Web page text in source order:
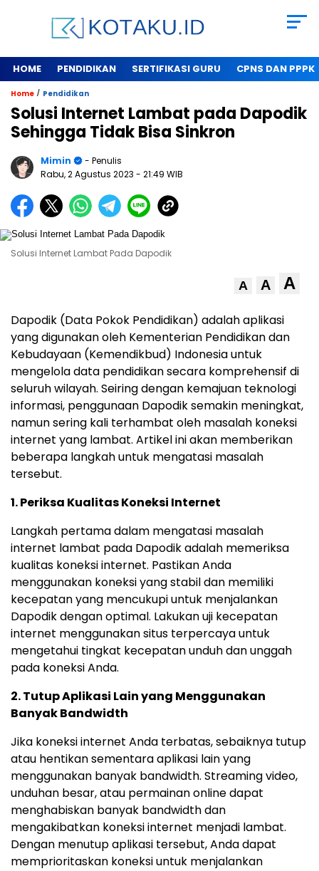
HOME PENDIDIKAN SERTIFIKASI GURU CPNS DAN PPPK
Home / Pendidikan
Solusi Internet Lambat pada Dapodik
Sehingga Tidak Bisa Sinkron
Mimin
- Penulis
Rabu, 2 Agustus 2023 - 21:49 WIB
Solusi Internet Lambat Pada Dapodik
A A A
Dapodik (Data Pokok Pendidikan) adalah aplikasi
yang digunakan oleh Kementerian Pendidikan dan
Kebudayaan (Kemendikbud) Indonesia untuk
mengelola data pendidikan secara komprehensif di
seluruh wilayah. Seiring dengan kemajuan teknologi
informasi, penggunaan Dapodik semakin meningkat,
namun sering kali terhambat oleh masalah koneksi
internet yang lambat. Artikel ini akan memberikan
beberapa langkah untuk mengatasi masalah
tersebut.
1. Periksa Kualitas Koneksi Internet
Langkah pertama dalam mengatasi masalah
internet lambat pada Dapodik adalah memeriksa
kualitas koneksi internet. Pastikan Anda
menggunakan koneksi yang stabil dan memiliki
kecepatan yang mencukupi untuk menjalankan
Dapodik dengan optimal. Lakukan uji kecepatan
internet menggunakan situs terpercaya untuk
mengetahui tingkat kecepatan unduh dan unggah
pada koneksi Anda.
2. Tutup Aplikasi Lain yang Menggunakan
Banyak Bandwidth
Jika koneksi internet Anda terbatas, sebaiknya tutup
atau hentikan sementara aplikasi lain yang
menggunakan banyak bandwidth. Streaming video,
unduhan besar, atau permainan online dapat
menghabiskan banyak bandwidth dan
mengakibatkan koneksi internet menjadi lambat.
Dengan menutup aplikasi tersebut, Anda dapat
memprioritaskan koneksi untuk menjalankan